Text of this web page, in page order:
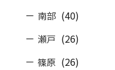
南部 (40)
瀬戸 (26)
篠原 (26)